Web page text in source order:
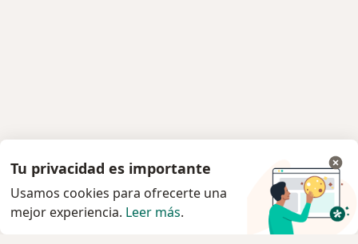
Tu privacidad es importante
Usamos cookies para ofrecerte una
mejor experiencia. Leer más.